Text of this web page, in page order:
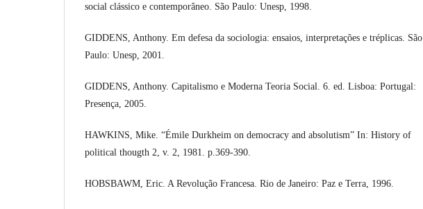
social clássico e contemporâneo. São Paulo: Unesp, 1998.
GIDDENS, Anthony. Em defesa da sociologia: ensaios, interpretações e tréplicas. São
Paulo: Unesp, 2001.
GIDDENS, Anthony. Capitalismo e Moderna Teoria Social. 6. ed. Lisboa: Portugal:
Presença, 2005.
HAWKINS, Mike. “Émile Durkheim on democracy and absolutism” In: History of
political thougth 2, v. 2, 1981. p.369-390.
HOBSBAWM, Eric. A Revolução Francesa. Rio de Janeiro: Paz e Terra, 1996.